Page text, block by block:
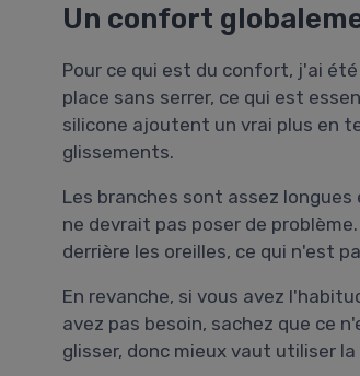
Un confort
Pour ce qui est du confort, j'ai
place sans serrer, ce qui est
silicone ajoutent un vrai plus en
glissements.
Les branches sont assez
ne devrait pas poser de
derrière les oreilles, ce qui n'est
En revanche, si vous avez
avez pas besoin, sachez que ce
glisser, donc mieux vaut utiliser